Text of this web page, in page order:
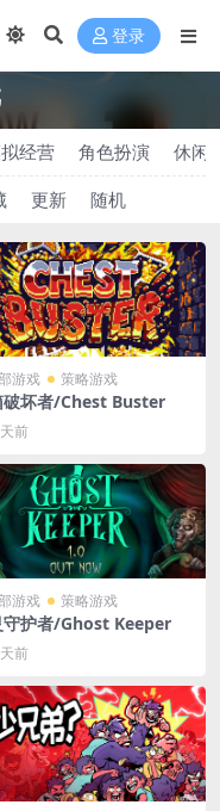
登录
经营 角色扮演
休闲
更新 随机
游戏 策略游戏
破坏者/Chest Buster
前
游戏 策略游戏
守护者/Ghost Keeper
前